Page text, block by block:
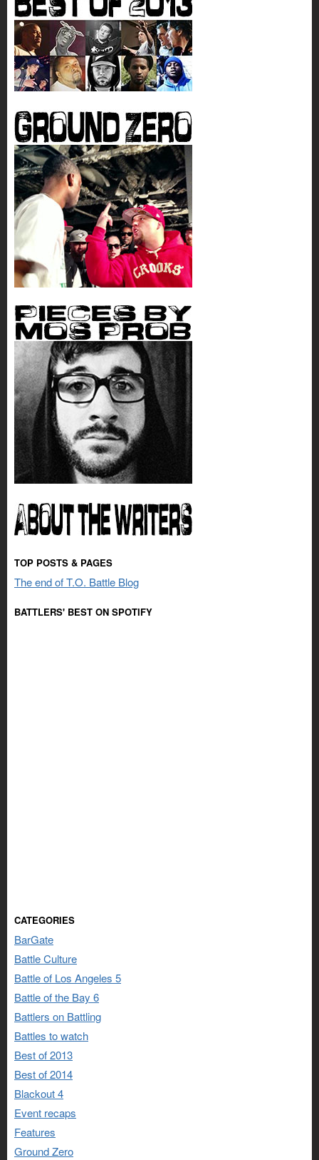
TOP POSTS & PAGES
The end of T.O. Battle Blog
BATTLERS' BEST ON SPOTIFY
CATEGORIES
BarGate
Battle Culture
Battle of Los Angeles 5
Battle of the Bay 6
Battlers on Battling
Battles to watch
Best of 2013
Best of 2014
Blackout 4
Event recaps
Features
Ground Zero